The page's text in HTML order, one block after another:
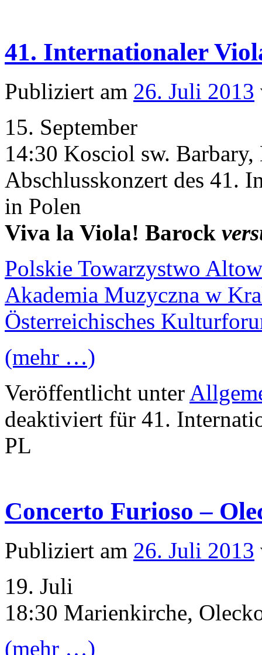
41. Internationaler
Publiziert am 26. Juli 2013
15. September
14:30 Kosciol sw.
Abschlusskonzert des 41.
in Polen
Viva la Viola! Barock
Polskie Towarzystwo
Akademia Muzyczna w
Österreichisches
(mehr …)
Veröffentlicht unter
deaktiviert für 41.
PL
Concerto Furioso –
Publiziert am 26. Juli 2013
19. Juli
18:30 Marienkirche,
(mehr …)